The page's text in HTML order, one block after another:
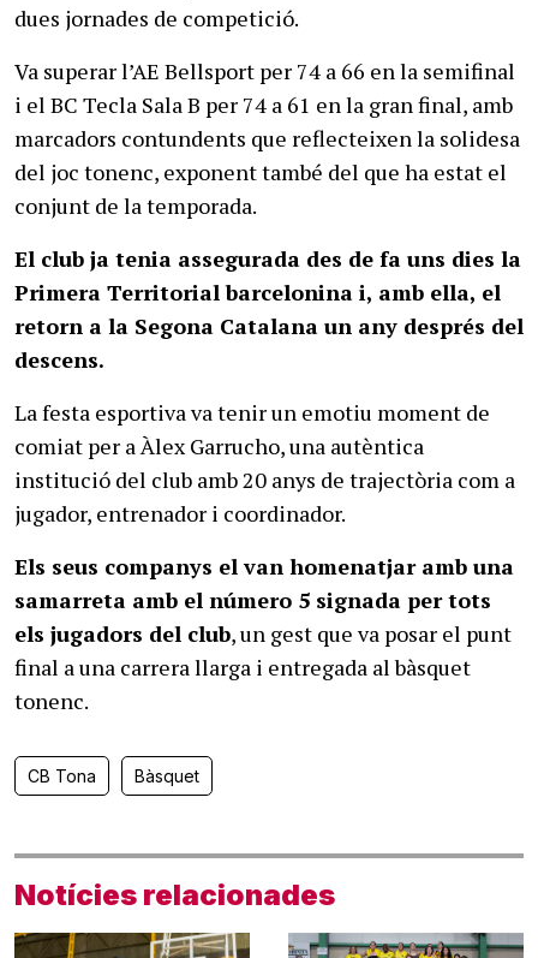
dues jornades de competició.
Va superar l’AE Bellsport per 74 a 66 en la semifinal
i el BC Tecla Sala B per 74 a 61 en la gran final, amb
marcadors contundents que reflecteixen la solidesa
del joc tonenc, exponent també del que ha estat el
conjunt de la temporada.
El club ja tenia assegurada des de fa uns dies la
Primera Territorial barcelonina i, amb ella, el
retorn a la Segona Catalana un any després del
descens.
La festa esportiva va tenir un emotiu moment de
comiat per a Àlex Garrucho, una autèntica
institució del club amb 20 anys de trajectòria com a
jugador, entrenador i coordinador.
Els seus companys el van homenatjar amb una
samarreta amb el número 5 signada per tots
els jugadors del club, un gest que va posar el punt
final a una carrera llarga i entregada al bàsquet
tonenc.
CB Tona Bàsquet
Notícies relacionades